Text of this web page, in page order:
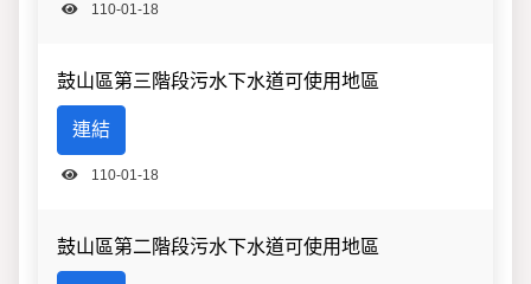
110-01-18
鼓山區第三階段污水下水道可使用地區
連結
110-01-18
鼓山區第二階段污水下水道可使用地區